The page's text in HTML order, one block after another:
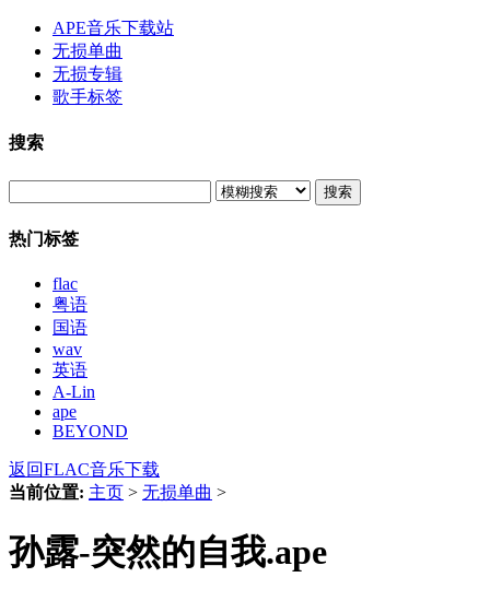
APE音乐下载站
无损单曲
无损专辑
歌手标签
搜索
搜索
热门标签
flac
粤语
国语
wav
英语
A-Lin
ape
BEYOND
返回FLAC音乐下载
当前位置: 主页 > 无损单曲 >
孙露-突然的自我.ape